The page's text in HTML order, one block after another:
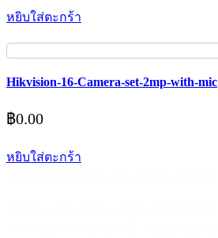
หยิบใส่ตะกร้า
Hikvision-16-Camera-set-2mp-with-mic
฿0.00
หยิบใส่ตะกร้า